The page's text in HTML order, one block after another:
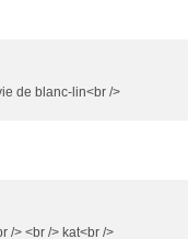
de blanc-lin<br />
/> <br /> kat<br />